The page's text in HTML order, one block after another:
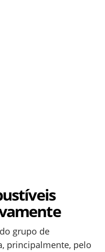
grupo de
principalmente, pelo